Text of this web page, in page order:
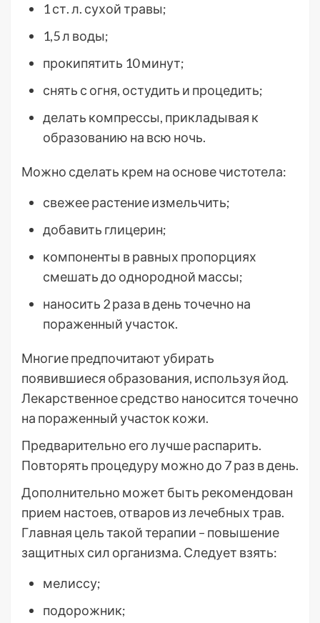
1 ст. л. сухой травы;
1,5 л воды;
прокипятить 10 минут;
снять с огня, остудить и процедить;
делать компрессы, прикладывая к
образованию на всю ночь.
Можно сделать крем на основе чистотела:
свежее растение измельчить;
добавить глицерин;
компоненты в равных пропорциях
смешать до однородной массы;
наносить 2 раза в день точечно на
пораженный участок.
Многие предпочитают убирать
появившиеся образования, используя йод.
Лекарственное средство наносится точечно
на пораженный участок кожи.
Предварительно его лучше распарить.
Повторять процедуру можно до 7 раз в день.
Дополнительно может быть рекомендован
прием настоев, отваров из лечебных трав.
Главная цель такой терапии – повышение
защитных сил организма. Следует взять:
мелиссу;
подорожник;